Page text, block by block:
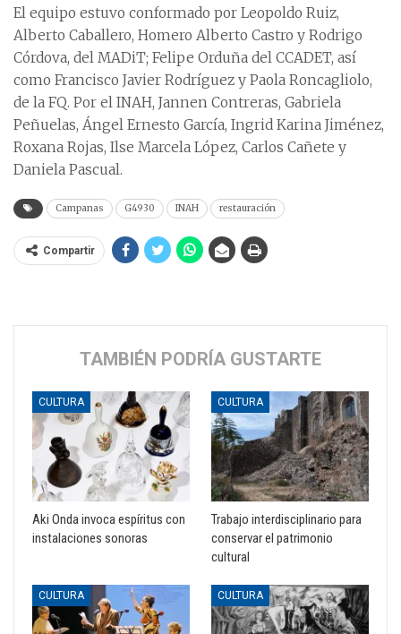
El equipo estuvo conformado por Leopoldo Ruiz,
Alberto Caballero, Homero Alberto Castro y Rodrigo
Córdova, del MADiT; Felipe Orduña del CCADET, así
como Francisco Javier Rodríguez y Paola Roncagliolo,
de la FQ. Por el INAH, Jannen Contreras, Gabriela
Peñuelas, Ángel Ernesto García, Ingrid Karina Jiménez,
Roxana Rojas, Ilse Marcela López, Carlos Cañete y
Daniela Pascual.
Campanas G4930 INAH restauración
Compartir
TAMBIÉN PODRÍA GUSTARTE
CULTURA
Aki Onda invoca espíritus con
instalaciones sonoras
CULTURA
Trabajo interdisciplinario para
conservar el patrimonio
cultural
CULTURA CULTURA